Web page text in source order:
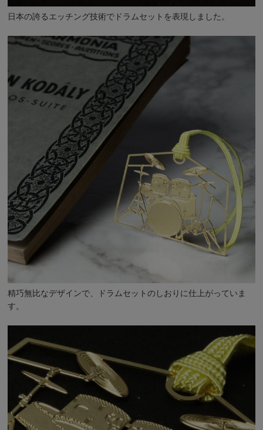
日本の誇るエッチング技術でドラムセットを表現しました。
精巧無比なデザインで、ドラムセットのしおりに仕上がっていま
す。